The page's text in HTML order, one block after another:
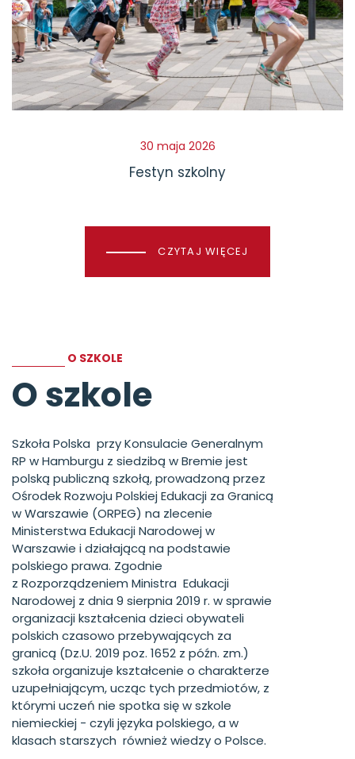
30 maja 2026
Festyn szkolny
CZYTAJ WIĘCEJ
O SZKOLE
O szkole
Szkoła Polska przy Konsulacie Generalnym
RP w Hamburgu z siedzibą w Bremie jest
polską publiczną szkołą, prowadzoną przez
Ośrodek Rozwoju Polskiej Edukacji za Granicą
w Warszawie (ORPEG) na zlecenie
Ministerstwa Edukacji Narodowej w
Warszawie i działającą na podstawie
polskiego prawa. Zgodnie
z Rozporządzeniem Ministra Edukacji
Narodowej z dnia 9 sierpnia 2019 r. w sprawie
organizacji kształcenia dzieci obywateli
polskich czasowo przebywających za
granicą (Dz.U. 2019 poz. 1652 z późn. zm.)
szkoła organizuje kształcenie o charakterze
uzupełniającym, ucząc tych przedmiotów, z
którymi uczeń nie spotka się w szkole
niemieckiej - czyli języka polskiego, a w
klasach starszych również wiedzy o Polsce.